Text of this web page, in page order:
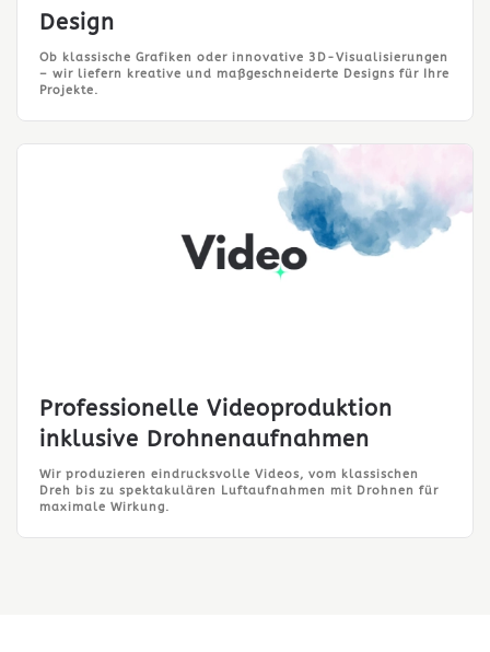
Design
Ob klassische Grafiken oder innovative 3D-Visualisierungen
– wir liefern kreative und maßgeschneiderte Designs für Ihre
Projekte.
Professionelle Videoproduktion
inklusive Drohnenaufnahmen
Wir produzieren eindrucksvolle Videos, vom klassischen
Dreh bis zu spektakulären Luftaufnahmen mit Drohnen für
maximale Wirkung.